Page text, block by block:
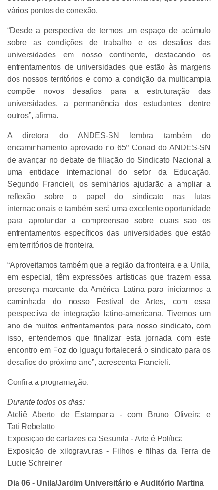
vários pontos de conexão.
“Desde a perspectiva de termos um espaço de acúmulo
sobre as condições de trabalho e os desafios das
universidades em nosso continente, destacando os
enfrentamentos de universidades que estão às margens
dos nossos territórios e como a condição da multicampia
compõe novos desafios para a estruturação das
universidades, a permanência dos estudantes, dentre
outros”, afirma.
A diretora do ANDES-SN lembra também do
encaminhamento aprovado no 65º Conad do ANDES-SN
de avançar no debate de filiação do Sindicato Nacional a
uma entidade internacional do setor da Educação.
Segundo Francieli, os seminários ajudarão a ampliar a
reflexão sobre o papel do sindicato nas lutas
internacionais e também será uma excelente oportunidade
para aprofundar a compreensão sobre quais são os
enfrentamentos específicos das universidades que estão
em territórios de fronteira.
“Aproveitamos também que a região da fronteira e a Unila,
em especial, têm expressões artísticas que trazem essa
presença marcante da América Latina para iniciarmos a
caminhada do nosso Festival de Artes, com essa
perspectiva de integração latino-americana. Tivemos um
ano de muitos enfrentamentos para nosso sindicato, com
isso, entendemos que finalizar esta jornada com este
encontro em Foz do Iguaçu fortalecerá o sindicato para os
desafios do próximo ano”, acrescenta Francieli.
Confira a programação:
Durante todos os dias:
Ateliê Aberto de Estamparia - com Bruno Oliveira e
Tati Rebelatto
Exposição de cartazes da Sesunila - Arte é Política
Exposição de xilogravuras - Filhos e filhas da Terra de
Lucie Schreiner
Dia 06 - Unila/Jardim Universitário e Auditório Martina